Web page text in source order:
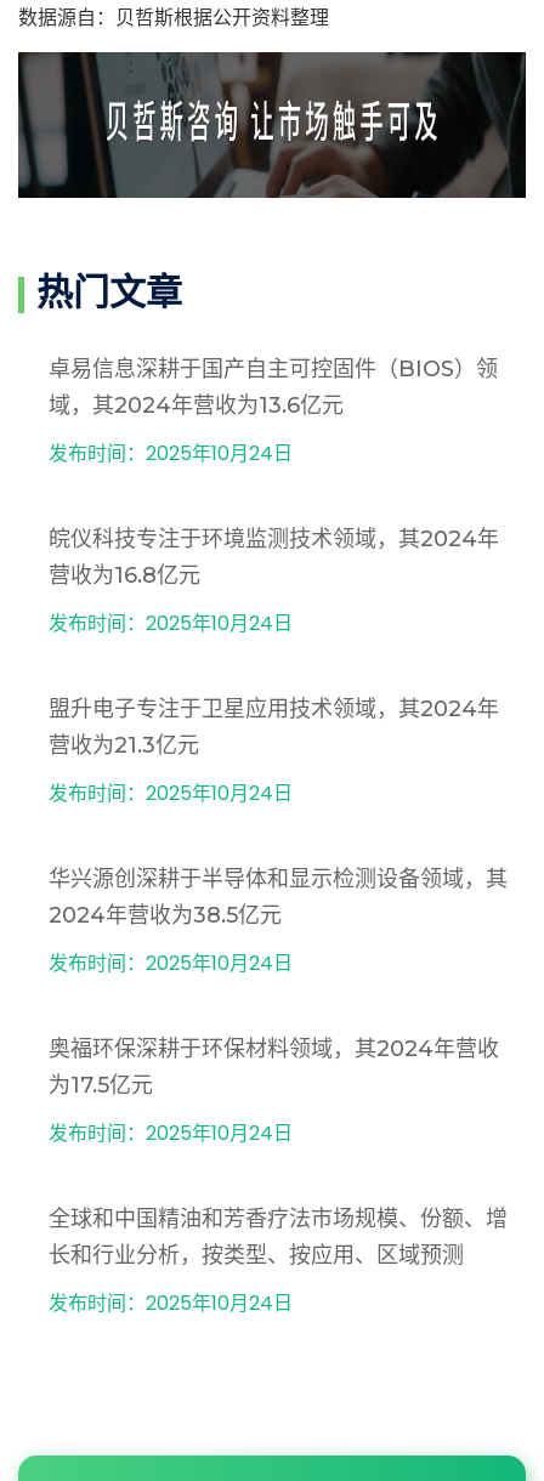
数据源自：贝哲斯根据公开资料整理
热门文章
卓易信息深耕于国产自主可控固件（BIOS）领
域，其2024年营收为13.6亿元
发布时间：2025年10月24日
皖仪科技专注于环境监测技术领域，其2024年
营收为16.8亿元
发布时间：2025年10月24日
盟升电子专注于卫星应用技术领域，其2024年
营收为21.3亿元
发布时间：2025年10月24日
华兴源创深耕于半导体和显示检测设备领域，其
2024年营收为38.5亿元
发布时间：2025年10月24日
奥福环保深耕于环保材料领域，其2024年营收
为17.5亿元
发布时间：2025年10月24日
全球和中国精油和芳香疗法市场规模、份额、增
长和行业分析，按类型、按应用、区域预测
发布时间：2025年10月24日